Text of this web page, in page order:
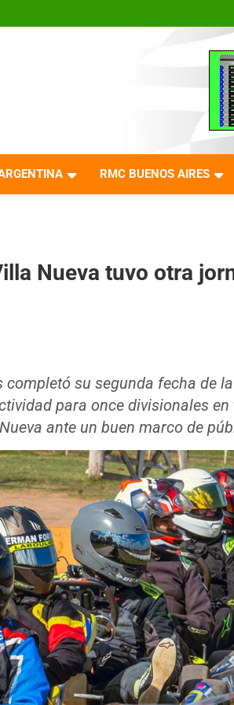
del
RMC BUENOS AIRES
Nueva tuvo otra
completó su segunda fecha de
para once divisionales
ante un buen marco de